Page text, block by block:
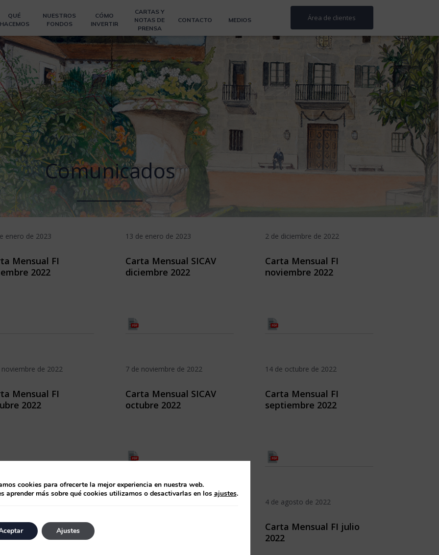
QUÉ
HACEMOS
NUESTROS
FONDOS
CÓMO
INVERTIR
CARTAS Y
NOTAS DE
PRENSA
CONTACTO MEDIOS Área de clientes
Comunicados
enero de 2023
Mensual FI
2022
13 de enero de 2023
Carta Mensual SICAV
diciembre 2022
2 de diciembre de 2022
Carta Mensual FI
noviembre 2022
noviembre de 2022
Mensual FI
2022
7 de noviembre de 2022
Carta Mensual SICAV
octubre 2022
14 de octubre de 2022
Carta Mensual FI
septiembre 2022
Mensual FI agosto
4 de agosto de 2022
Carta Mensual FI julio
2022
cookies para ofrecerte la mejor experiencia en nuestra web.
aprender más sobre qué cookies utilizamos o desactivarlas en los ajustes.
Ajustes